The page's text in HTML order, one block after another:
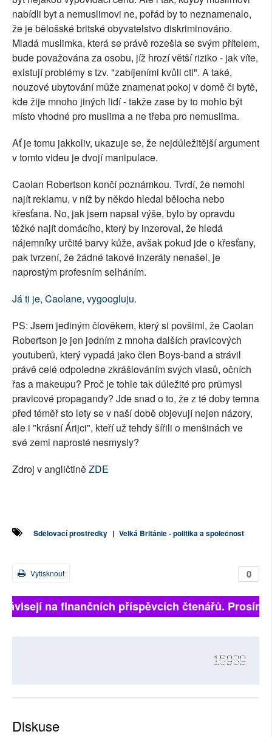
nabídli byt a nemuslimovi ne, pořád by to neznamenalo,
že je bělošské britské obyvatelstvo diskriminováno.
Mladá muslimka, která se právě rozešla se svým přítelem,
bude považována za osobu, jíž hrozí větší riziko - jak víte,
existují problémy s tzv. "zabíjeními kvůli cti". A také,
nouzové ubytování může znamenat pokoj v domě či bytě,
kde žije mnoho jiných lidí - takže zase by to mohlo být
místo vhodné pro muslima a ne třeba pro nemuslima.
Ať je tomu jakkoliv, ukazuje se, že nejdůležitější argument
v tomto videu je dvojí manipulace.
Caolan Robertson končí poznámkou. Tvrdí, že nemohl
najít reklamu, v níž by někdo hledal bělocha nebo
křesťana. No, jak jsem napsal výše, bylo by opravdu
těžké najít domácího, který by inzeroval, že hledá
nájemníky určité barvy kůže, avšak pokud jde o křesťany,
pak tvrzení, že žádné takové inzeráty nenašel, je
naprostým profesním selháním.
Já ti je, Caolane, vygoogluju.
PS: Jsem jediným člověkem, který si povšiml, že Caolan
Robertson je jen jedním z mnoha dalších pravicových
youtuberů, který vypadá jako člen Boys-band a strávil
právě celé odpoledne zkrášlováním svých vlasů, očních
řas a makeupu? Proč je tohle tak důležité pro průmysl
pravicové propagandy? Jde snad o to, že z té doby temna
před téměř sto lety se v naší době objevují nejen názory,
ale i "krásní Árijci", kteří už tehdy šířili o menšinách ve
své zemi naprosté nesmysly?
Zdroj v angličtiněZDE
Sdělovací prostředky | Velká Británie - politika a společnost
0
Vytisknout
na finančních příspěvcích čtenářů. Prosíme,
15939
Diskuse